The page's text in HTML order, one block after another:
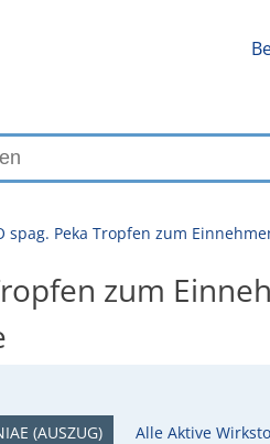
spag. Peka Tropfen zum
zum
(AUSZUG) Alle Aktive